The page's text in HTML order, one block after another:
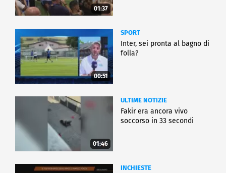
01:37
00:51
SPORT
Inter, sei pronta al bagno di
folla?
01:46
ULTIME NOTIZIE
Fakir era ancora vivo
soccorso in 33 secondi
INCHIESTE